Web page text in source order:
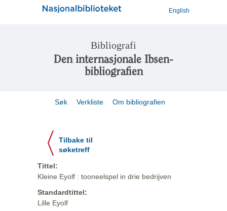
English
Bibliografi
Den internasjonale Ibsen-
bibliografien
Søk Verkliste Om bibliografien
Tilbake til
søketreff
Tittel:
Kleine Eyolf : tooneelspel in drie bedrijven
Standardtittel:
Lille Eyolf